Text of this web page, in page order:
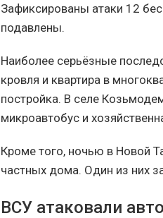
Зафиксированы атаки 12
подавлены.
Наиболее серьёзные
кровля и квартира в
постройка. В селе
микроавтобус и
Кроме того, ночью в Новой
частных дома. Один из них
ВСУ атаковали